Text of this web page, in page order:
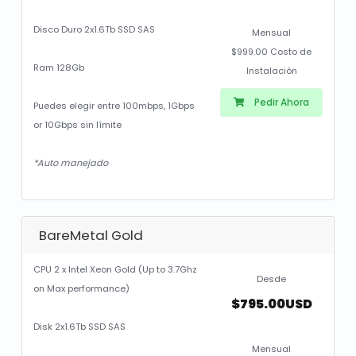
Disco Duro 2x1.6Tb SSD SAS
Ram 128Gb
Puedes elegir entre 100mbps, 1Gbps
or 10Gbps sin límite
*Auto manejado
Mensual
$999.00 Costo de
Instalación
Pedir Ahora
BareMetal Gold
CPU 2 x Intel Xeon Gold (Up to 3.7Ghz
on Max performance)
Disk 2x1.6Tb SSD SAS
Desde
$795.00USD
Mensual